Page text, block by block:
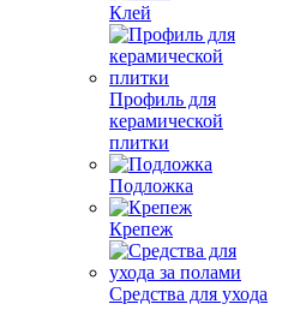
Клей
Профиль для
керамической
плитки
Подложка
Крепеж
Средства для ухода